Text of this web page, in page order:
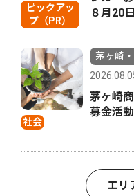
ピックアッ
プ（PR）
８月20
社会
茅ヶ崎・
茅ヶ崎
募金活
エリ